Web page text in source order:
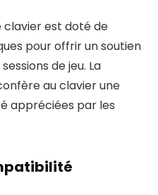
clavier est doté de
pour offrir un soutien
de jeu. La
au clavier une
appréciées par les